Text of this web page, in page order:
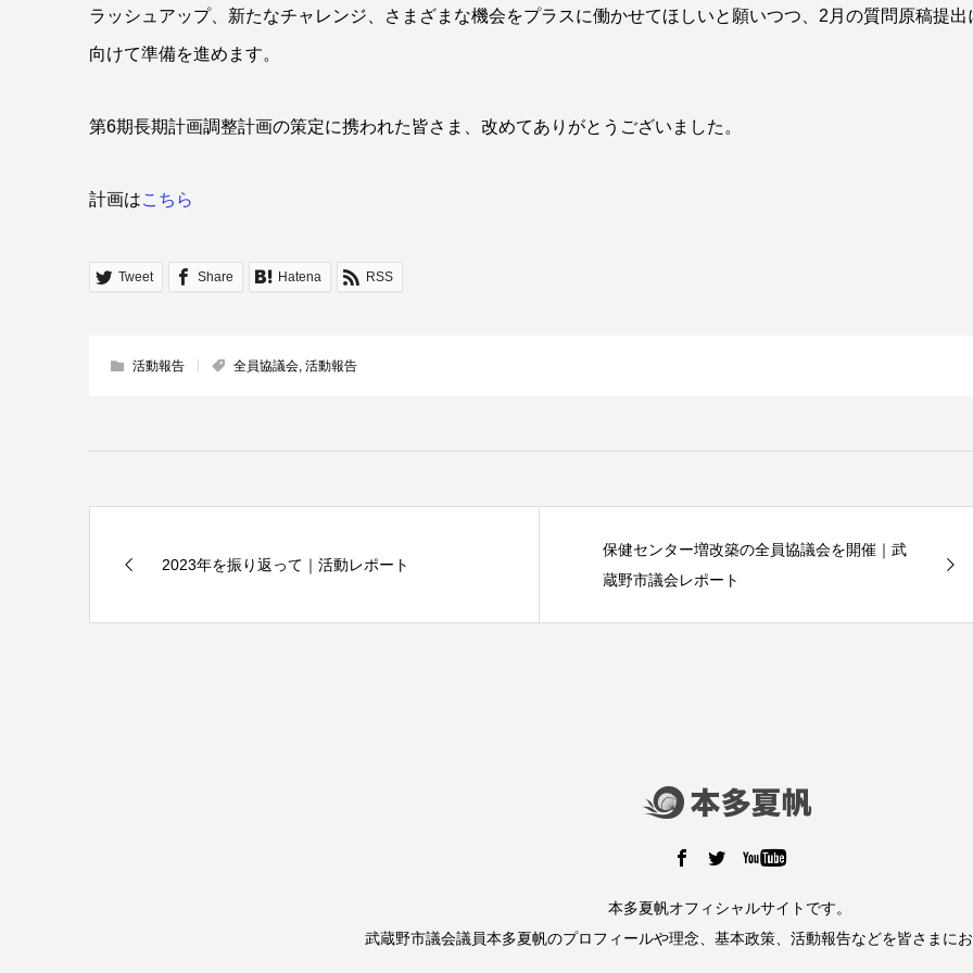
ラッシュアップ、新たなチャレンジ、さまざまな機会をプラスに働かせてほしいと願いつつ、2月の質問原稿提出
向けて準備を進めます。
第6期長期計画調整計画の策定に携われた皆さま、改めてありがとうございました。
計画はこちら
Tweet Share Hatena RSS
活動報告 全員協議会 活動報告
2023年を振り返って｜活動レポート
保健センター増改築の全員協議会を開催｜武
蔵野市議会レポート
本多夏帆オフィシャルサイトです。
武蔵野市議会議員本多夏帆のプロフィールや理念、基本政策、活動報告などを皆さまに